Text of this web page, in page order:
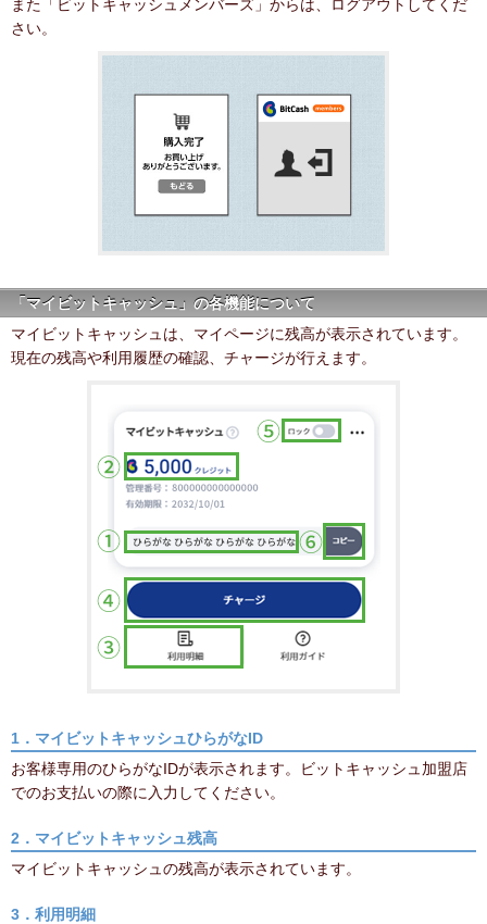
また「ビットキャッシュメンバーズ」からは、ログアウトしてくだ
さい。
「マイビットキャッシュ」の各機能について
マイビットキャッシュは、マイページに残高が表示されています。
現在の残高や利用履歴の確認、チャージが行えます。
1．マイビットキャッシュひらがなID
お客様専用のひらがなIDが表示されます。ビットキャッシュ加盟店
でのお支払いの際に入力してください。
2．マイビットキャッシュ残高
マイビットキャッシュの残高が表示されています。
3．利用明細